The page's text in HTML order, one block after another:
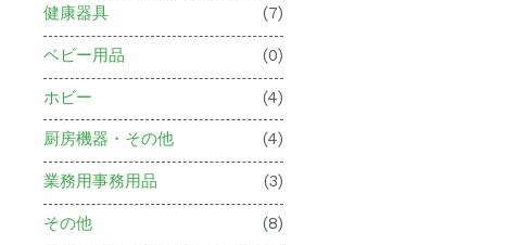
健康器具 (7)
ベビー用品 (0)
ホビー (4)
厨房機器・その他 (4)
業務用事務用品 (3)
その他 (8)